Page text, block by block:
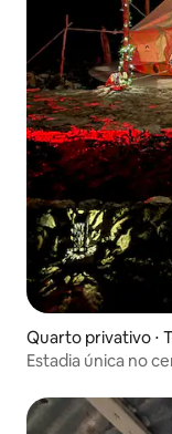
Quarto privativo ⋅
Estadia única no